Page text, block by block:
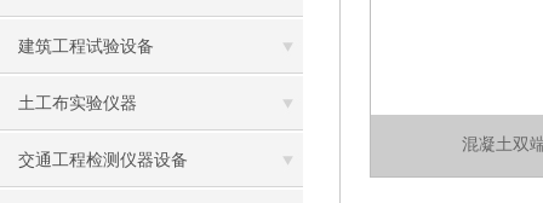
建筑工程试验设备
土工布实验仪器
交通工程检测仪器设备
混凝土双